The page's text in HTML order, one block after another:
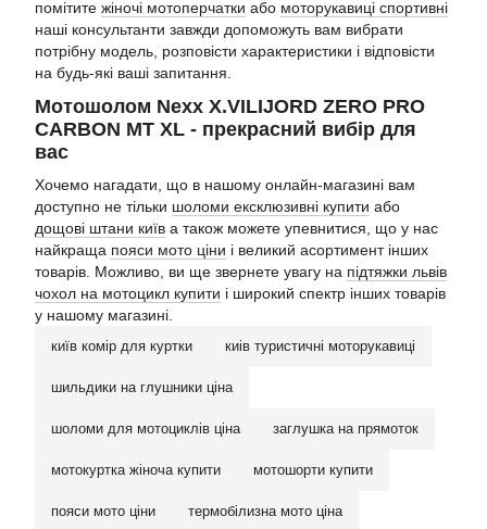
помітите жіночі мотоперчатки або моторукавиці спортивні
наші консультанти завжди допоможуть вам вибрати
потрібну модель, розповісти характеристики і відповісти
на будь-які ваші запитання.
Мотошолом Nexx X.VILIJORD ZERO PRO
CARBON MT XL - прекрасний вибір для
вас
Хочемо нагадати, що в нашому онлайн-магазині вам
доступно не тільки шоломи ексклюзивні купити або
дощові штани київ а також можете упевнитися, що у нас
найкраща пояси мото ціни і великий асортимент інших
товарів. Можливо, ви ще звернете увагу на підтяжки львів
чохол на мотоцикл купити і широкий спектр інших товарів
у нашому магазині.
київ комір для куртки киів туристичні моторукавиці
шильдики на глушники ціна
шоломи для мотоциклів ціна заглушка на прямоток
мотокуртка жіноча купити мотошорти купити
пояси мото ціни термобілизна мото ціна